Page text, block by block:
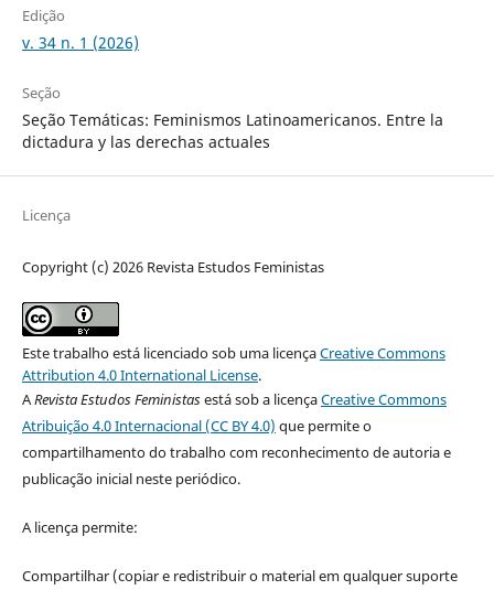
Edição
v. 34 n. 1 (2026)
Seção
Seção Temáticas: Feminismos Latinoamericanos. Entre la
dictadura y las derechas actuales
Licença
Copyright (c) 2026 Revista Estudos Feministas
Este trabalho está licenciado sob uma licençaCreative Commons
Attribution 4.0 International License.
ARevista Estudos Feministasestá sob a licençaCreative Commons
Atribuição 4.0 Internacional (CC BY 4.0) que permite o
compartilhamento do trabalho com reconhecimento de autoria e
publicação inicial neste periódico.
A licença permite:
Compartilhar (copiar e redistribuir o material em qualquer suporte